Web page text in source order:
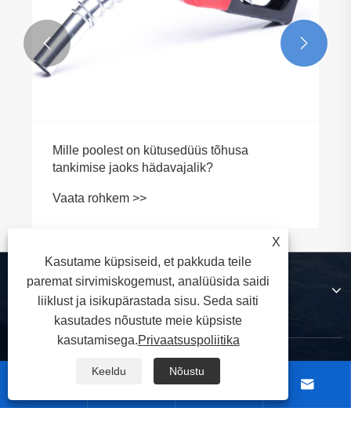
Mille poolest on kütusedüüs tõhusa
tankimise jaoks hädavajalik?
Vaata rohkem >>
 
Meie kohta
 
X
Kasutame küpsiseid, et pakkuda teile
paremat sirvimiskogemust, analüüsida saidi
liiklust ja isikupärastada sisu. Seda saiti
kasutades nõustute meie küpsiste
kasutamisega.Privaatsuspoliitika
Keeldu Nõustu